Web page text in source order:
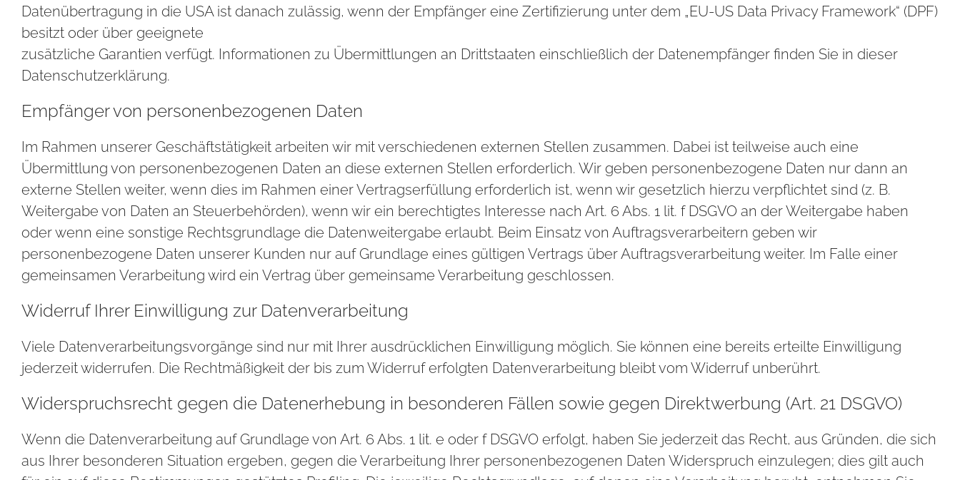
Datenübertragung in die USA ist danach zulässig, wenn der Empfänger eine Zertifizierung unter dem „EU-US Data Privacy Framework“ (DPF)
besitzt oder über geeignete
zusätzliche Garantien verfügt. Informationen zu Übermittlungen an Drittstaaten einschließlich der Datenempfänger finden Sie in dieser
Datenschutzerklärung.
Empfänger von personenbezogenen Daten
Im Rahmen unserer Geschäftstätigkeit arbeiten wir mit verschiedenen externen Stellen zusammen. Dabei ist teilweise auch eine
Übermittlung von personenbezogenen Daten an diese externen Stellen erforderlich. Wir geben personenbezogene Daten nur dann an
externe Stellen weiter, wenn dies im Rahmen einer Vertragserfüllung erforderlich ist, wenn wir gesetzlich hierzu verpflichtet sind (z. B.
Weitergabe von Daten an Steuerbehörden), wenn wir ein berechtigtes Interesse nach Art. 6 Abs. 1 lit. f DSGVO an der Weitergabe haben
oder wenn eine sonstige Rechtsgrundlage die Datenweitergabe erlaubt. Beim Einsatz von Auftragsverarbeitern geben wir
personenbezogene Daten unserer Kunden nur auf Grundlage eines gültigen Vertrags über Auftragsverarbeitung weiter. Im Falle einer
gemeinsamen Verarbeitung wird ein Vertrag über gemeinsame Verarbeitung geschlossen.
Widerruf Ihrer Einwilligung zur Datenverarbeitung
Viele Datenverarbeitungsvorgänge sind nur mit Ihrer ausdrücklichen Einwilligung möglich. Sie können eine bereits erteilte Einwilligung
jederzeit widerrufen. Die Rechtmäßigkeit der bis zum Widerruf erfolgten Datenverarbeitung bleibt vom Widerruf unberührt.
Widerspruchsrecht gegen die Datenerhebung in besonderen Fällen sowie gegen Direktwerbung (Art. 21 DSGVO)
Wenn die Datenverarbeitung auf Grundlage von Art. 6 Abs. 1 lit. e oder f DSGVO erfolgt, haben Sie jederzeit das Recht, aus Gründen, die sich
aus Ihrer besonderen Situation ergeben, gegen die Verarbeitung Ihrer personenbezogenen Daten Widerspruch einzulegen; dies gilt auch